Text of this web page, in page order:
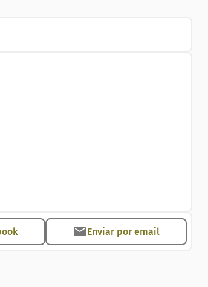
em Copacabana, Ipanema, Leblon,
Enviar por email